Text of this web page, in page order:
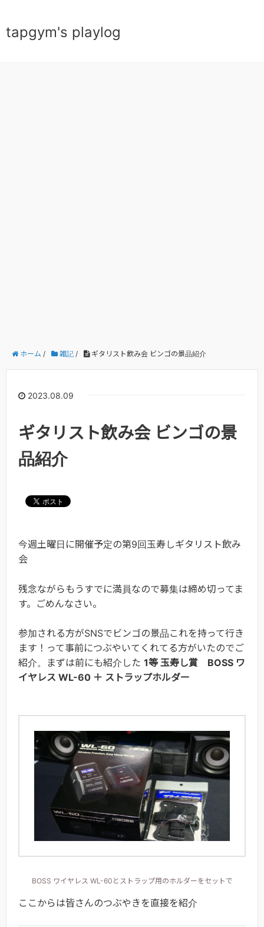
tapgym's playlog
ホーム / 雑記 / ギタリスト飲み会 ビンゴの景品紹介
2023.08.09
ギタリスト飲み会 ビンゴの景
品紹介
今週土曜日に開催予定の第9回玉寿しギタリスト飲み
会
残念ながらもうすでに満員なので募集は締め切ってま
す。ごめんなさい。
参加される方がSNSでビンゴの景品これを持って行き
ます！って事前につぶやいてくれてる方がいたのでご
紹介。まずは前にも紹介した 1等 玉寿し賞 BOSS ワ
イヤレス WL-60 ＋ ストラップホルダー
BOSS ワイヤレス WL-60とストラップ用のホルダーをセットで
ここからは皆さんのつぶやきを直接を紹介